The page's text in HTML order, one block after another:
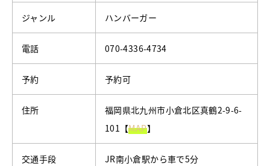
ジャンル ハンバーガー
電話 070-4336-4734
予約 予約可
住所
福岡県北九州市小倉北区真鶴2-9-6-
101【MAP】
交通手段 JR南小倉駅から車で5分